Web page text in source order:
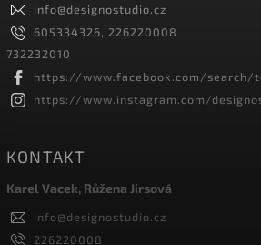
info@designostudio.cz
605334326, 226220008
732232010
https://www.facebook.com/search/
https://www.instagram.com/
KONTAKT
Karel Vacek, Růžena Jirsová
info@designostudio.cz
226220008